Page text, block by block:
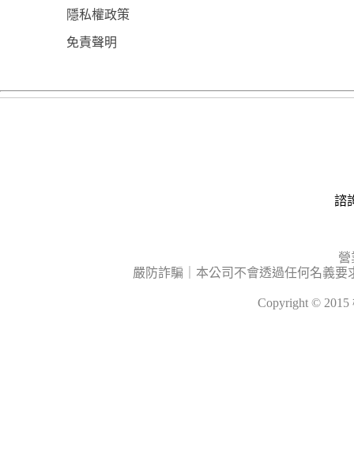
隱私權政策
免責聲明
諮
營
嚴防詐騙｜本公司不會透過任何名義
Copyright ©